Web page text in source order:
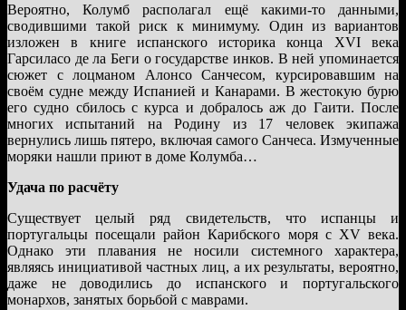
Вероятно, Колумб располагал ещё какими-то данными,
сводившими такой риск к минимуму. Один из вариантов
изложен в книге испанского историка конца XVI века
Гарсиласо де ла Беги о государстве инков. В ней упоминается
сюжет с лоцманом Алонсо Санчесом, курсировавшим на
своём судне между Испанией и Канарами. В жестокую бурю
его судно сбилось с курса и добралось аж до Гаити. После
многих испытаний на Родину из 17 человек экипажа
вернулись лишь пятеро, включая самого Санчеса. Измученные
моряки нашли приют в доме Колумба…
Удача по расчёту
Существует целый ряд свидетельств, что испанцы и
португальцы посещали район Карибского моря с XV века.
Однако эти плавания не носили системного характера,
являясь инициативой частных лиц, а их результаты, вероятно,
даже не доводились до испанского и португальского
монархов, занятых борьбой с маврами.